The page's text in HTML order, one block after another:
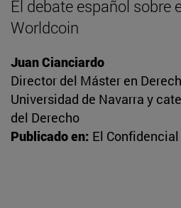
El debate español sobre
Worldcoin
Juan Cianciardo
Director del Máster en
Universidad de Navarra y
del Derecho
Publicado en: El Confidencial